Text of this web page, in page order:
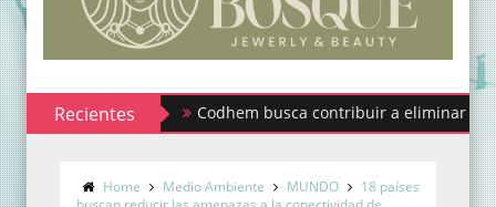
RecientesCodhem busca contribuir a eliminar los
Home Medio Ambiente MUNDO
18 países